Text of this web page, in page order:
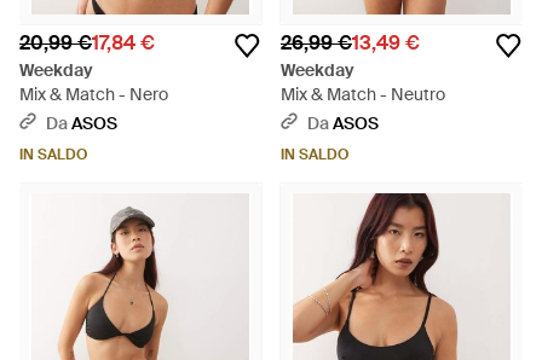
20,99 €17,84 €
Weekday
Mix & Match - Nero
DaASOS
IN SALDO
26,99 €13,49 €
Weekday
Mix & Match - Neutro
DaASOS
IN SALDO